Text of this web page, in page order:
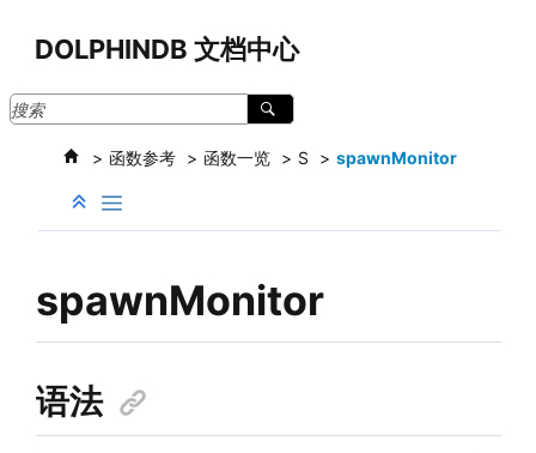
DOLPHINDB 文档中心
函数参考 函数一览 S spawnMonitor
spawnMonitor
语法